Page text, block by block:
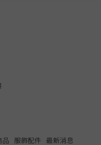
品 服飾配件
最新消息